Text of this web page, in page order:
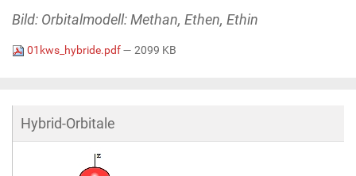
Bild: Orbitalmodell: Methan, Ethen, Ethin
01kws_hybride.pdf— 2099 KB
Hybrid-Orbitale